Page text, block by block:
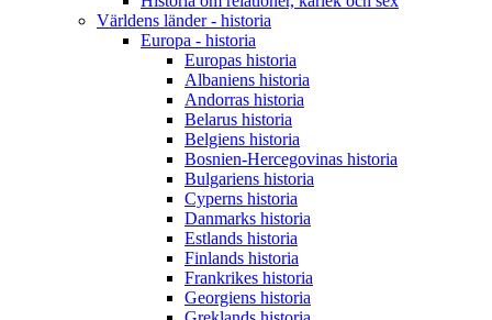
Världens länder - historia
Europa - historia
Europas historia
Albaniens historia
Andorras historia
Belarus historia
Belgiens historia
Bosnien-Hercegovinas historia
Bulgariens historia
Cyperns historia
Danmarks historia
Estlands historia
Finlands historia
Frankrikes historia
Georgiens historia